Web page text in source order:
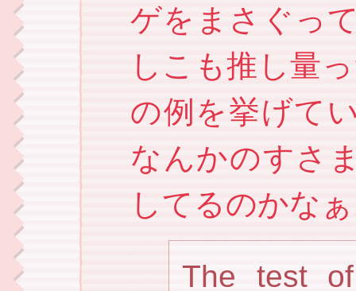
ゲをまさぐっ
しこも推し量
の例を挙げて
なんかのすさ
してるのかな
The test